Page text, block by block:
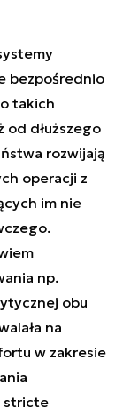
bezpośrednio
takich
od dłuższego
rozwijają
operacji z
im nie
np.
obu
na
w zakresie
stricte